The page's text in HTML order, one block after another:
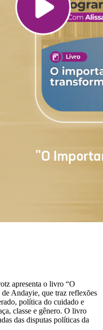
apresenta o livro “O
Andayie, que traz reflexões
política do cuidado e
classe e gênero. O livro
das disputas políticas da